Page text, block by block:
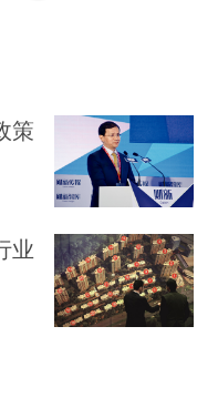
策
业